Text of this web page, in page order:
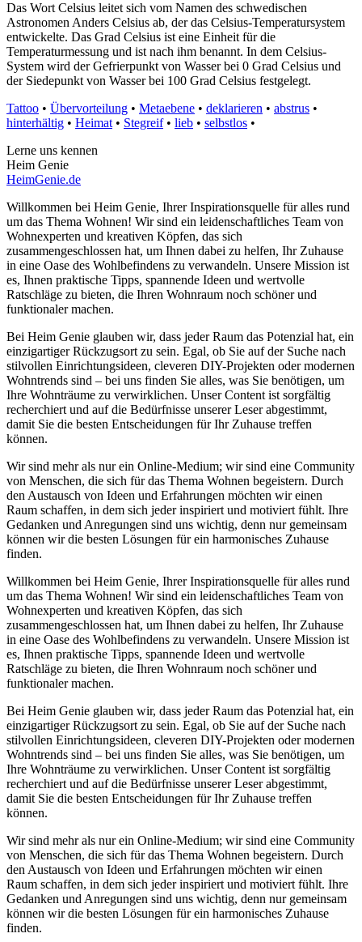
Das Wort Celsius leitet sich vom Namen des schwedischen
Astronomen Anders Celsius ab, der das Celsius-Temperatursystem
entwickelte. Das Grad Celsius ist eine Einheit für die
Temperaturmessung und ist nach ihm benannt. In dem Celsius-
System wird der Gefrierpunkt von Wasser bei 0 Grad Celsius und
der Siedepunkt von Wasser bei 100 Grad Celsius festgelegt.
Tattoo • Übervorteilung • Metaebene • deklarieren • abstrus •
hinterhältig • Heimat • Stegreif• lieb • selbstlos •
Lerne uns kennen
Heim Genie
HeimGenie.de
Willkommen bei Heim Genie, Ihrer Inspirationsquelle für alles rund
um das Thema Wohnen! Wir sind ein leidenschaftliches Team von
Wohnexperten und kreativen Köpfen, das sich
zusammengeschlossen hat, um Ihnen dabei zu helfen, Ihr Zuhause
in eine Oase des Wohlbefindens zu verwandeln. Unsere Mission ist
es, Ihnen praktische Tipps, spannende Ideen und wertvolle
Ratschläge zu bieten, die Ihren Wohnraum noch schöner und
funktionaler machen.
Bei Heim Genie glauben wir, dass jeder Raum das Potenzial hat, ein
einzigartiger Rückzugsort zu sein. Egal, ob Sie auf der Suche nach
stilvollen Einrichtungsideen, cleveren DIY-Projekten oder modernen
Wohntrends sind – bei uns finden Sie alles, was Sie benötigen, um
Ihre Wohnträume zu verwirklichen. Unser Content ist sorgfältig
recherchiert und auf die Bedürfnisse unserer Leser abgestimmt,
damit Sie die besten Entscheidungen für Ihr Zuhause treffen
können.
Wir sind mehr als nur ein Online-Medium; wir sind eine Community
von Menschen, die sich für das Thema Wohnen begeistern. Durch
den Austausch von Ideen und Erfahrungen möchten wir einen
Raum schaffen, in dem sich jeder inspiriert und motiviert fühlt. Ihre
Gedanken und Anregungen sind uns wichtig, denn nur gemeinsam
können wir die besten Lösungen für ein harmonisches Zuhause
finden.
Willkommen bei Heim Genie, Ihrer Inspirationsquelle für alles rund
um das Thema Wohnen! Wir sind ein leidenschaftliches Team von
Wohnexperten und kreativen Köpfen, das sich
zusammengeschlossen hat, um Ihnen dabei zu helfen, Ihr Zuhause
in eine Oase des Wohlbefindens zu verwandeln. Unsere Mission ist
es, Ihnen praktische Tipps, spannende Ideen und wertvolle
Ratschläge zu bieten, die Ihren Wohnraum noch schöner und
funktionaler machen.
Bei Heim Genie glauben wir, dass jeder Raum das Potenzial hat, ein
einzigartiger Rückzugsort zu sein. Egal, ob Sie auf der Suche nach
stilvollen Einrichtungsideen, cleveren DIY-Projekten oder modernen
Wohntrends sind – bei uns finden Sie alles, was Sie benötigen, um
Ihre Wohnträume zu verwirklichen. Unser Content ist sorgfältig
recherchiert und auf die Bedürfnisse unserer Leser abgestimmt,
damit Sie die besten Entscheidungen für Ihr Zuhause treffen
können.
Wir sind mehr als nur ein Online-Medium; wir sind eine Community
von Menschen, die sich für das Thema Wohnen begeistern. Durch
den Austausch von Ideen und Erfahrungen möchten wir einen
Raum schaffen, in dem sich jeder inspiriert und motiviert fühlt. Ihre
Gedanken und Anregungen sind uns wichtig, denn nur gemeinsam
können wir die besten Lösungen für ein harmonisches Zuhause
finden.